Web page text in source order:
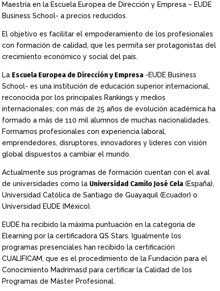
Maestría en la Escuela Europea de Dirección y Empresa – EUDE
Business School- a precios reducidos.
El objetivo es facilitar el empoderamiento de los profesionales
con formación de calidad, que les permita ser protagonistas del
crecimiento económico y social del país.
La Escuela Europea de Dirección y Empresa -EUDE Business
School- es una institución de educación superior internacional,
reconocida por los principales Rankings y medios
internacionales; con más de 25 años de evolución académica ha
formado a más de 110 mil alumnos de muchas nacionalidades.
Formamos profesionales con experiencia laboral,
emprendedores, disruptores, innovadores y lideres con visión
global dispuestos a cambiar el mundo.
Actualmente sus programas de formación cuentan con el aval
de universidades como la Universidad Camilo José Cela (España),
Universidad Católica de Santiago de Guayaquil (Ecuador) o
Universidad EUDE (México).
EUDE ha recibido la máxima puntuación en la categoría de
Elearning por la certificadora QS Stars. Igualmente los
programas presenciales han recibido la certificación
CUALIFICAM, que es el procedimiento de la Fundación para el
Conocimiento Madrimasd para certificar la Calidad de los
Programas de Máster Profesional.